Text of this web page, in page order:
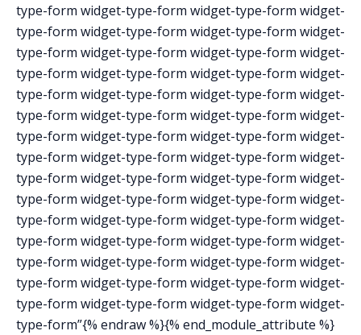
type-form widget-type-form widget-type-form widget-
type-form widget-type-form widget-type-form widget-
type-form widget-type-form widget-type-form widget-
type-form widget-type-form widget-type-form widget-
type-form widget-type-form widget-type-form widget-
type-form widget-type-form widget-type-form widget-
type-form widget-type-form widget-type-form widget-
type-form widget-type-form widget-type-form widget-
type-form widget-type-form widget-type-form widget-
type-form widget-type-form widget-type-form widget-
type-form widget-type-form widget-type-form widget-
type-form widget-type-form widget-type-form widget-
type-form widget-type-form widget-type-form widget-
type-form widget-type-form widget-type-form widget-
type-form widget-type-form widget-type-form widget-
type-form”{% endraw %}{% end_module_attribute %}